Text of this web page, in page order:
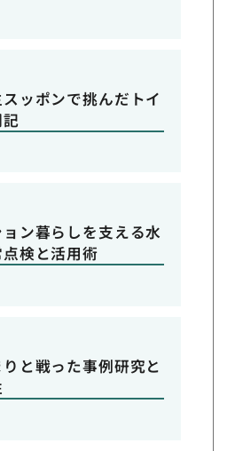
ッポンで挑んだトイ
ン暮らしを支える水
検と活用術
と戦った事例研究と